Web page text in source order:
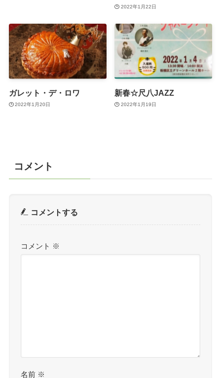
2022年1月22日
ガレット・デ・ロワ
2022年1月20日
新春☆尺八JAZZ
2022年1月19日
コメント
コメントする
コメント ※
名前 ※